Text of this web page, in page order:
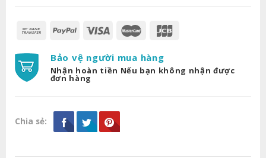
Bảo vệ người mua hàng
Nhận hoàn tiền Nếu bạn không nhận được
đơn hàng
Chia sẻ: